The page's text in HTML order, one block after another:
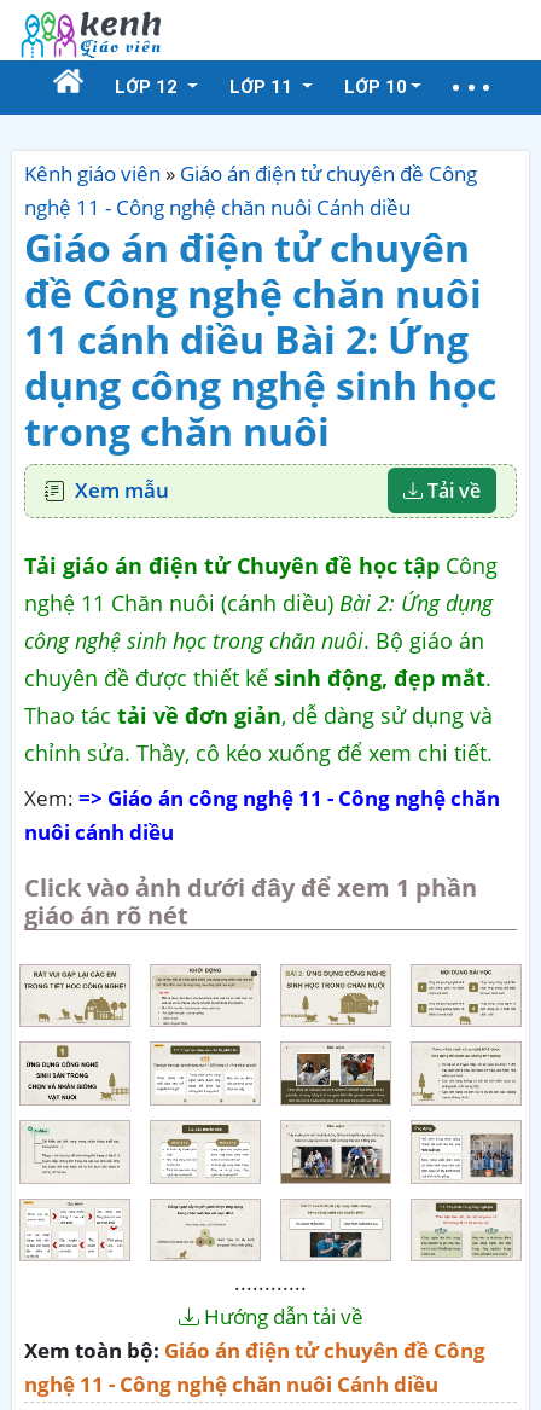
LỚP 12 LỚP 11 LỚP 10
Kênh giáo viên » Giáo án điện tử chuyên đề Công
nghệ 11 - Công nghệ chăn nuôi Cánh diều
Giáo án điện tử chuyên
đề Công nghệ chăn nuôi
11 cánh diều Bài 2: Ứng
dụng công nghệ sinh học
trong chăn nuôi
Xem mẫu Tải về
Tải giáo án điện tử Chuyên đề học tập Công
nghệ 11 Chăn nuôi (cánh diều) Bài 2: Ứng dụng
công nghệ sinh học trong chăn nuôi. Bộ giáo án
chuyên đề được thiết kế sinh động, đẹp mắt.
Thao tác tải về đơn giản, dễ dàng sử dụng và
chỉnh sửa. Thầy, cô kéo xuống để xem chi tiết.
Xem: => Giáo án công nghệ 11 - Công nghệ chăn
nuôi cánh diều
Click vào ảnh dưới đây để xem 1 phần
giáo án rõ nét
............
Hướng dẫn tải về
Xem toàn bộ: Giáo án điện tử chuyên đề Công
nghệ 11 - Công nghệ chăn nuôi Cánh diều